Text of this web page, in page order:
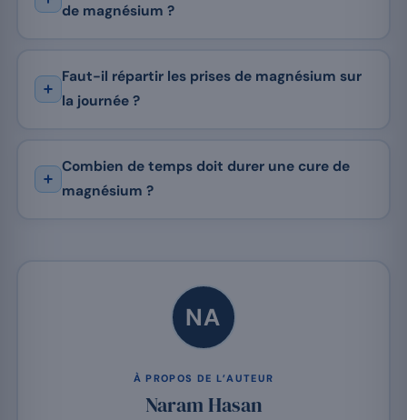
de magnésium ?
Faut-il répartir les prises de magnésium sur
la journée ?
Combien de temps doit durer une cure de
magnésium ?
NA
À PROPOS DE L’AUTEUR
Naram Hasan